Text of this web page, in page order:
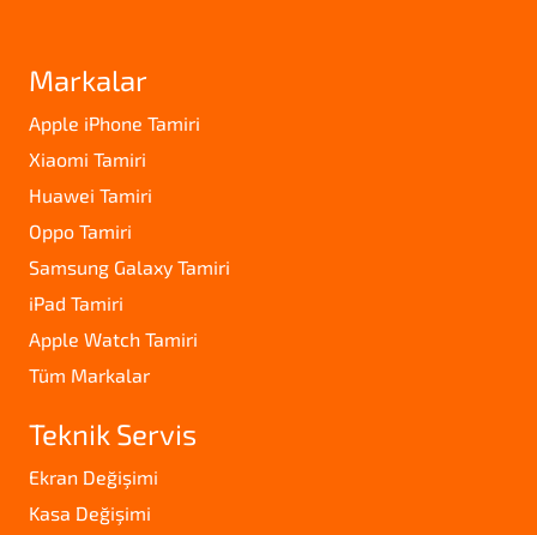
Markalar
Apple iPhone Tamiri
Xiaomi Tamiri
Huawei Tamiri
Oppo Tamiri
Samsung Galaxy Tamiri
iPad Tamiri
Apple Watch Tamiri
Tüm Markalar
Teknik Servis
Ekran Değişimi
Kasa Değişimi